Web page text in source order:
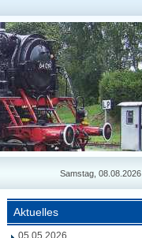
Samstag, 08.08.2026
Aktuelles
05.05.2026